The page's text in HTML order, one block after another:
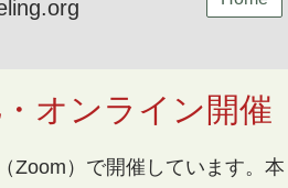
オンライン開催
）で開催しています。本